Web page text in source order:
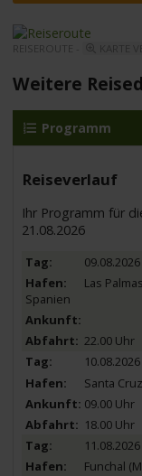
REISEROUTE -
Weitere
Programm
Reiseverlauf
Ihr Programm für
21.08.2026
Las
Spanien
22.00 Uhr
Santa
09.00 Uhr
18.00 Uhr
Funchal